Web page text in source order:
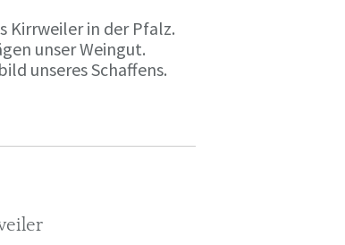
Kirrweiler in der Pfalz.
unser Weingut.
unseres Schaffens.